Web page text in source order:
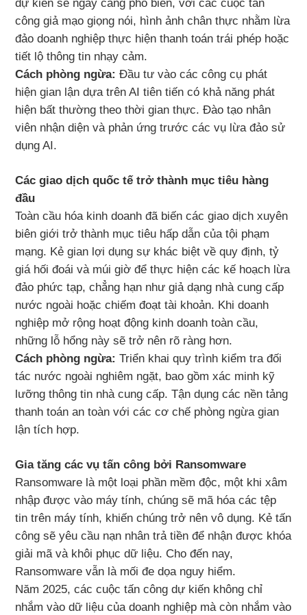
dự kiến sẽ ngày càng phổ biến, với các cuộc tấn
công giả mạo giọng nói, hình ảnh chân thực nhằm lừa
đảo doanh nghiệp thực hiện thanh toán trái phép hoặc
tiết lộ thông tin nhạy cảm.
Cách phòng ngừa: Đầu tư vào các công cụ phát
hiện gian lận dựa trên AI tiên tiến có khả năng phát
hiện bất thường theo thời gian thực. Đào tạo nhân
viên nhận diện và phản ứng trước các vụ lừa đảo sử
dụng AI.
Các giao dịch quốc tế trở thành mục tiêu hàng
đầu
Toàn cầu hóa kinh doanh đã biến các giao dịch xuyên
biên giới trở thành mục tiêu hấp dẫn của tội phạm
mạng. Kẻ gian lợi dụng sự khác biệt về quy định, tỷ
giá hối đoái và múi giờ để thực hiện các kế hoạch lừa
đảo phức tạp, chẳng hạn như giả dạng nhà cung cấp
nước ngoài hoặc chiếm đoạt tài khoản. Khi doanh
nghiệp mở rộng hoạt động kinh doanh toàn cầu,
những lỗ hổng này sẽ trở nên rõ ràng hơn.
Cách phòng ngừa: Triển khai quy trình kiểm tra đối
tác nước ngoài nghiêm ngặt, bao gồm xác minh kỹ
lưỡng thông tin nhà cung cấp. Tận dụng các nền tảng
thanh toán an toàn với các cơ chế phòng ngừa gian
lận tích hợp.
Gia tăng các vụ tấn công bởi Ransomware
Ransomware là một loại phần mềm độc, một khi xâm
nhập được vào máy tính, chúng sẽ mã hóa các tệp
tin trên máy tính, khiến chúng trở nên vô dụng. Kẻ tấn
công sẽ yêu cầu nạn nhân trả tiền để nhận được khóa
giải mã và khôi phục dữ liệu. Cho đến nay,
Ransomware vẫn là mối đe dọa nguy hiểm.
Năm 2025, các cuộc tấn công dự kiến không chỉ
nhắm vào dữ liệu của doanh nghiệp mà còn nhắm vào